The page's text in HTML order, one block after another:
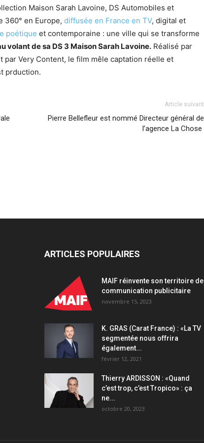
Maison Sarah Lavoine, DS Automobiles et
360° en Europe, diffusée en France en TV, digital et
poétique et contemporaine : une ville qui se transforme
volant de sa DS 3 Maison Sarah Lavoine. Réalisé par
par Very Content, le film mêle captation réelle et
prduction.
Article suivant
Pierre Bellefleur est nommé Directeur général de
l’agence La Chose
ARTICLES POPULAIRES
MAIF réinvente son territoire de
communication publicitaire
novembre 15, 2023
K. GRAS (Carat France) : «La TV
segmentée nous offrira
également...
février 12, 2021
Thierry ARDISSON : «Quand
c’est trop, c’est Tropico» : ça
ne...
octobre 20, 2023